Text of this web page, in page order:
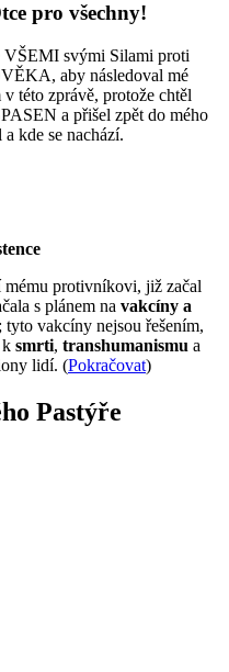
pro všechny!
VŠEMI svými Silami proti
aby následoval mé
této zprávě, protože chtěl
a přišel zpět do mého
kde se nachází.
mému protivníkovi, již začal
s plánem na vakcíny a
; tyto vakcíny nejsou řešením,
k smrti, transhumanismu a
lidí. (Pokračovat)
Pastýře